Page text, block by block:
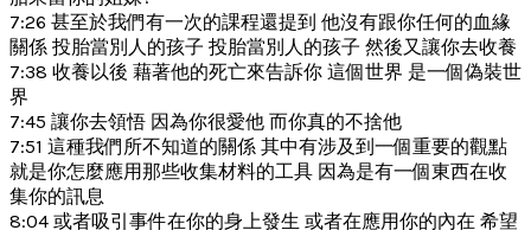
7:26 甚至於我們有一次的課程還提到 他沒有跟你任何的血緣
關係 投胎當別人的孩子 投胎當別人的孩子 然後又讓你去收養
7:38 收養以後 藉著他的死亡來告訴你 這個世界 是一個偽裝世
界
7:45 讓你去領悟 因為你很愛他 而你真的不捨他
7:51 這種我們所不知道的關係 其中有涉及到一個重要的觀點
就是你怎麼應用那些收集材料的工具 因為是有一個東西在收
集你的訊息
8:04 或者吸引事件在你的身上發生 或者在應用你的內在 希望